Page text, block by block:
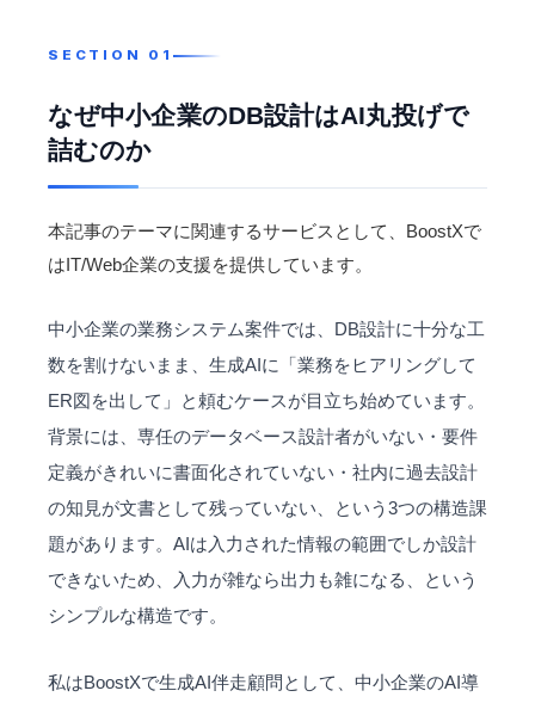
なぜ中小企業のDB設計はAI丸投げで
詰むのか
本記事のテーマに関連するサービスとして、BoostXで
はIT/Web企業の支援を提供しています。
中小企業の業務システム案件では、DB設計に十分な工
数を割けないまま、生成AIに「業務をヒアリングして
ER図を出して」と頼むケースが目立ち始めています。
背景には、専任のデータベース設計者がいない・要件
定義がきれいに書面化されていない・社内に過去設計
の知見が文書として残っていない、という3つの構造課
題があります。AIは入力された情報の範囲でしか設計
できないため、入力が雑なら出力も雑になる、という
シンプルな構造です。
私はBoostXで生成AI伴走顧問として、中小企業のAI導